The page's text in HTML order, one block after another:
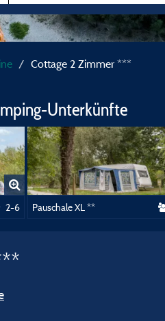
Cottage 2 Zimmer ***
Unterkünfte
2-6 Pauschale XL **